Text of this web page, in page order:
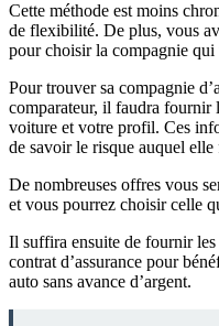
Cette méthode est moins
de flexibilité. De plus, vous
pour choisir la compagnie
Pour trouver sa compagnie
comparateur, il faudra fournir
voiture et votre profil. Ces
de savoir le risque auquel elle
De nombreuses offres vous
et vous pourrez choisir celle
Il suffira ensuite de fournir les
contrat d’assurance pour
auto sans avance d’argent.